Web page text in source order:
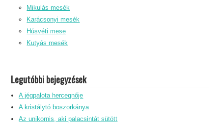
Mikulás mesék
Karácsonyi mesék
Húsvéti mese
Kutyás mesék
Legutóbbi bejegyzések
A jégpalota hercegnője
A kristálytó boszorkánya
Az unikornis, aki palacsintát sütött